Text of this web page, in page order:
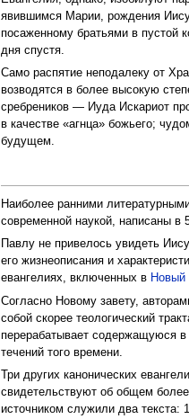
явившимся Марии, рождения
посаженному братьями в пустой
дня спустя.
Само распятие неподалеку от
возводятся в более высокую
сребреников — Иуда Искариот
в качестве «агнца» божьего;
будущем.
Наиболее ранними
современной наукой, написаны в
Павлу не привелось увидеть
его жизнеописания и
евангелиях, включенных в Новый
Согласно Новому завету,
собой скорее теологический
перерабатывает содержащуюся
течений того времени.
Три других канонических
свидетельствуют об общем
источником служили два текста: